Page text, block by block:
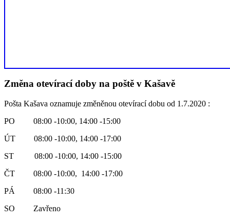
Změna otevírací doby na poště v Kašavě
Pošta Kašava oznamuje změněnou otevírací dobu od 1.7.2020 :
PO 08:00 -10:00, 14:00 -15:00
ÚT 08:00 -10:00, 14:00 -17:00
ST 08:00 -10:00, 14:00 -15:00
ČT 08:00 -10:00, 14:00 -17:00
PÁ 08:00 -11:30
SO Zavřeno